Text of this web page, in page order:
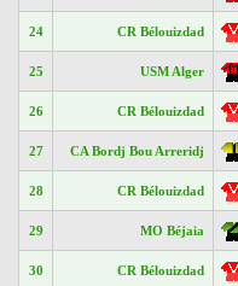
24 CR Bélouizdad
25 USM Alger
26 CR Bélouizdad
27 CA Bordj Bou Arreridj
28 CR Bélouizdad
29 MO Béjaia
30 CR Bélouizdad